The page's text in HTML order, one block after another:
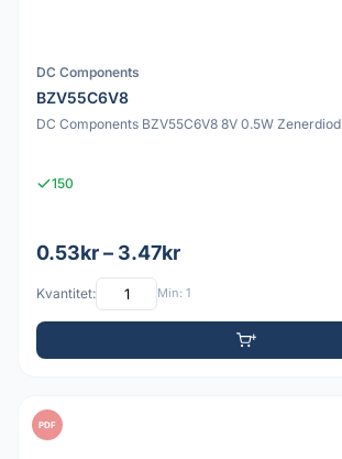
DC Components
BZV55C6V8
DC Components BZV55C6V8 8V 0.5W Zenerdiod
150
0.53kr – 3.47kr
Kvantitet: Min: 1
PDF